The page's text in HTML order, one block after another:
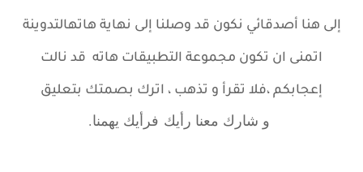
إلى هنا أصدقائي نكون قد وصلنا إلى نهاية هاتهالتدوينة
اتمنى ان تكون مجموعة التطبيقات هاته قد نالت
إعجابكم ،فلا تقرأ و تذهب ، اترك بصمتك بتعليق
و شارك معنا رأيك فرأيك يهمنا.